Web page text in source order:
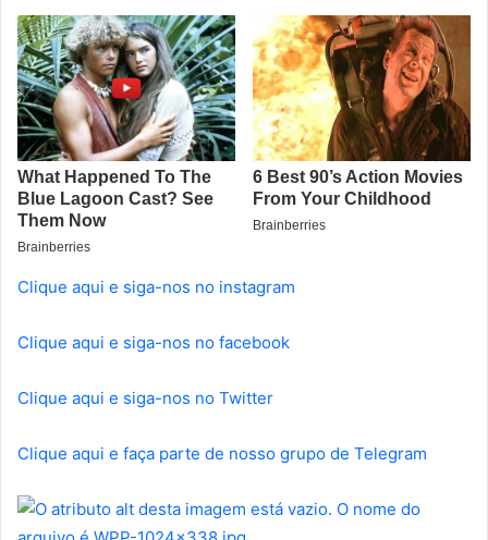
Clique aqui e siga-nos no instagram
Clique aqui e siga-nos no facebook
Clique aqui e siga-nos no Twitter
Clique aqui e faça parte de nosso grupo de Telegram